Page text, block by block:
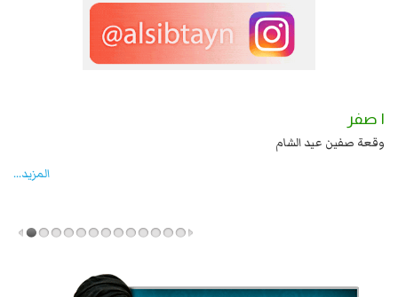
زيد بن علي بن الحسين عليهما السلام قتل صاحب الزنج